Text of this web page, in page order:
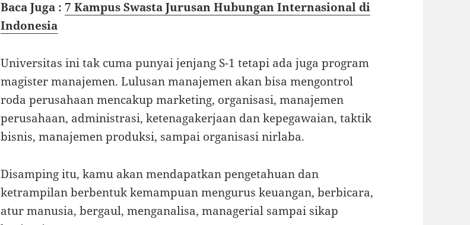
Baca Juga :7 Kampus Swasta Jurusan Hubungan Internasional di
Indonesia
Universitas ini tak cuma punyai jenjang S-1 tetapi ada juga program
magister manajemen. Lulusan manajemen akan bisa mengontrol
roda perusahaan mencakup marketing, organisasi, manajemen
perusahaan, administrasi, ketenagakerjaan dan kepegawaian, taktik
bisnis, manajemen produksi, sampai organisasi nirlaba.
Disamping itu, kamu akan mendapatkan pengetahuan dan
ketrampilan berbentuk kemampuan mengurus keuangan, berbicara,
atur manusia, bergaul, menganalisa, managerial sampai sikap